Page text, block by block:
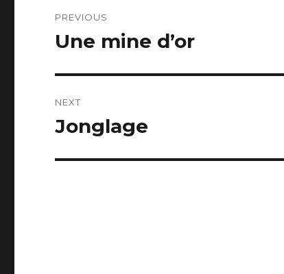
navigation
PREVIOUS
Previous
Une mine d’or
NEXT
Next
Jonglage